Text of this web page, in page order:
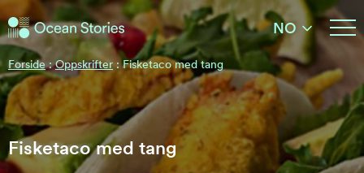
Ocean Stories
Ocean Stories
NO
Forside:Oppskrifter :Fisketaco med tang
Fisketaco med tang